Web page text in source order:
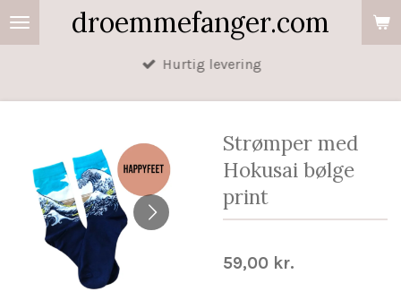
Spring
til
droemmefanger.com
Hurtig levering
Strømper med
Hokusai bølge
print
59,00 kr.